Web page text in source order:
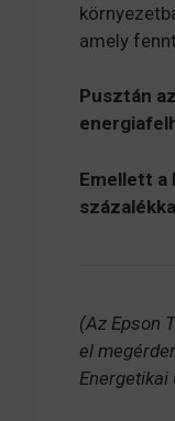
amely
Pusztán
Emellett a
(Az Epson
el
Energetikai